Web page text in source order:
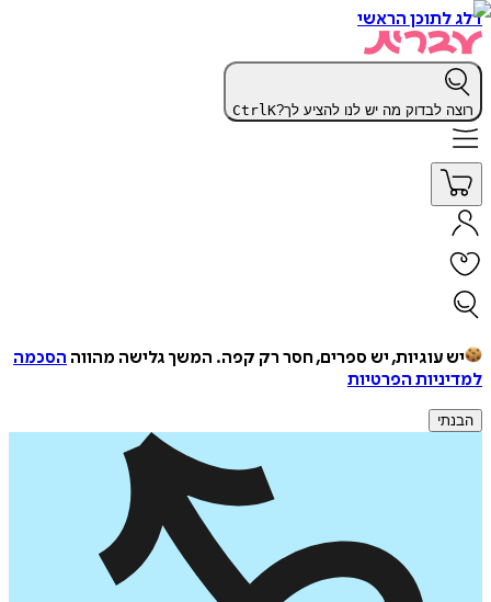
דלג לתוכן הראשי
רוצה לבדוק מה יש לנו להציע לך? CtrlK
יש עוגיות, יש ספרים, חסר רק קפה. המשך גלישה מהווה הסכמה
למדיניות הפרטיות
הבנתי